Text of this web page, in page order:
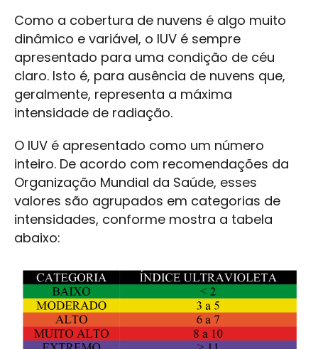
Como a cobertura de nuvens é algo muito
dinâmico e variável, o IUV é sempre
apresentado para uma condição de céu
claro. Isto é, para ausência de nuvens que,
geralmente, representa a máxima
intensidade de radiação.
O IUV é apresentado como um número
inteiro. De acordo com recomendações da
Organização Mundial da Saúde, esses
valores são agrupados em categorias de
intensidades, conforme mostra a tabela
abaixo: